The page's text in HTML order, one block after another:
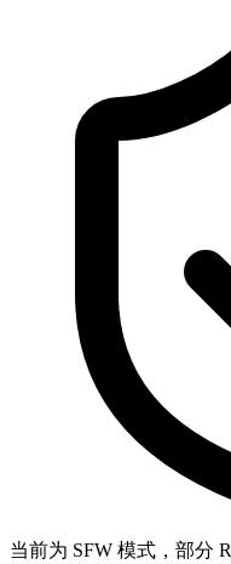
当前为 SFW 模式，部分